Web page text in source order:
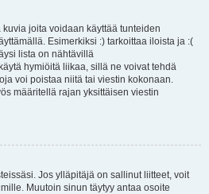
joita voidaan käyttää tunteiden
Esimerkiksi :) tarkoittaa iloista ja :(
lista on nähtävillä
hymiöitä liikaa, sillä ne voivat tehdä
voi poistaa niitä tai viestin kokonaan.
määritellä rajan yksittäisen viestin
Jos ylläpitäjä on sallinut liitteet, voit
Muutoin sinun täytyy antaa osoite